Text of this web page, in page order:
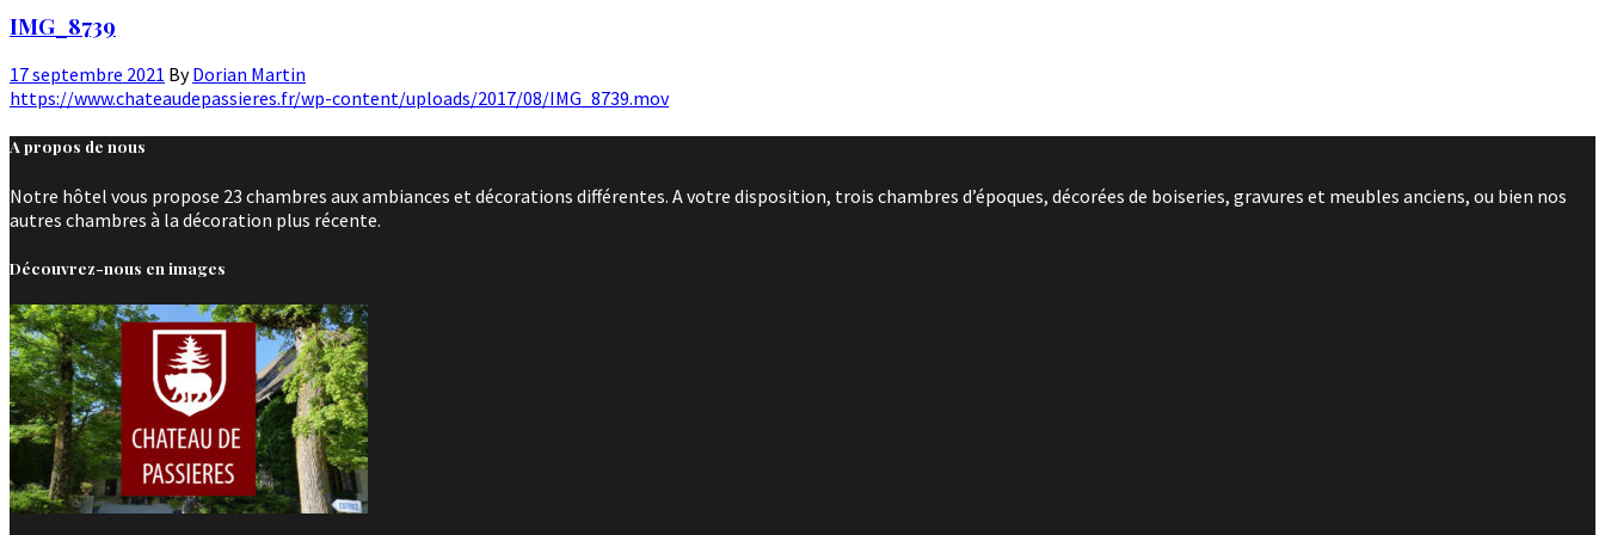
IMG_8739
17 septembre 2021 ByDorian Martin
https://www.chateaudepassieres.fr/wp-content/uploads/2017/08/IMG_8739.mov
A propos de nous
Notre hôtel vous propose 23 chambres aux ambiances et décorations différentes. A votre disposition, trois chambres d’époques, décorées de boiseries, gravures et meubles anciens, ou bien nos
autres chambres à la décoration plus récente.
Découvrez-nous en images